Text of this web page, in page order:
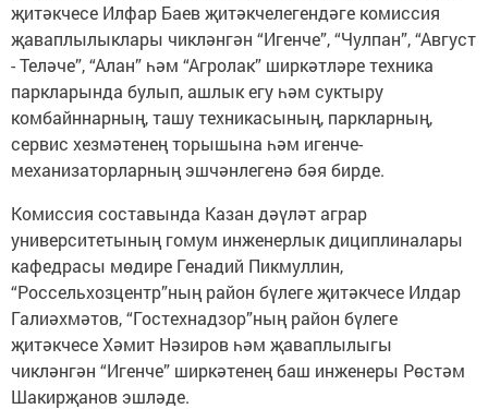
җитәкчесе Илфар Баев җитәкчелегендәге комиссия
җаваплылыклары чикләнгән “Игенче”, “Чулпан”, “Август
- Теләче”, “Алан” һәм “Агролак” ширкәтләре техника
паркларында булып, ашлык егу һәм суктыру
комбайннарның, ташу техникасының, паркларның,
сервис хезмәтенең торышына һәм игенче-
механизаторларның эшчәнлегенә бәя бирде.
Комиссия составында Казан дәүләт аграр
университетының гомум инженерлык дициплиналары
кафедрасы мөдире Генадий Пикмуллин,
“Россельхозцентр”ның район бүлеге җитәкчесе Илдар
Галиәхмәтов, “Гостехнадзор”ның район бүлеге
җитәкчесе Хәмит Нәзиров һәм җаваплылыгы
чикләнгән “Игенче” ширкәтенең баш инженеры Рөстәм
Шакирҗанов эшләде.